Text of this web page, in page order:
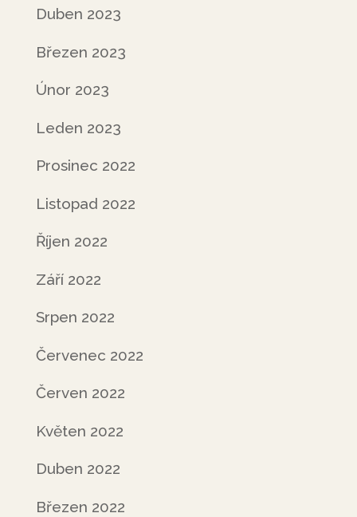
Duben 2023
Březen 2023
Únor 2023
Leden 2023
Prosinec 2022
Listopad 2022
Říjen 2022
Září 2022
Srpen 2022
Červenec 2022
Červen 2022
Květen 2022
Duben 2022
Březen 2022